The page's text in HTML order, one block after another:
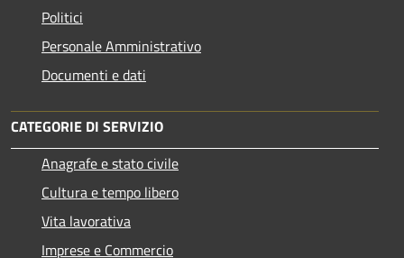
Politici
Personale Amministrativo
Documenti e dati
CATEGORIE DI SERVIZIO
Anagrafe e stato civile
Cultura e tempo libero
Vita lavorativa
Imprese e Commercio